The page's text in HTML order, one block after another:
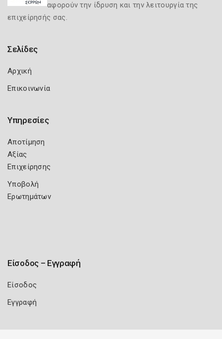
αφορούν την ίδρυση και την λειτουργία της
επιχείρησής σας.
Σελίδες
Αρχική
Επικοινωνία
Υπηρεσίες
Αποτίμηση
Αξίας
Επιχείρησης
Υποβολή
Ερωτημάτων
Είσοδος – Εγγραφή
Είσοδος
Εγγραφή